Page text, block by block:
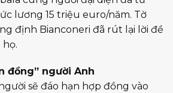
lương 15 triệu euro/năm. Tờ
định Bianconeri đã rút lại lời đề
đồng” người Anh
sẽ đáo hạn hợp đồng vào